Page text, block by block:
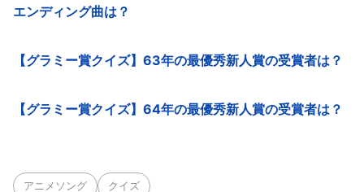
エンディング曲は？
【グラミー賞クイズ】63年の最優秀新人賞の受賞者は？
【グラミー賞クイズ】64年の最優秀新人賞の受賞者は？
アニメソング クイズ